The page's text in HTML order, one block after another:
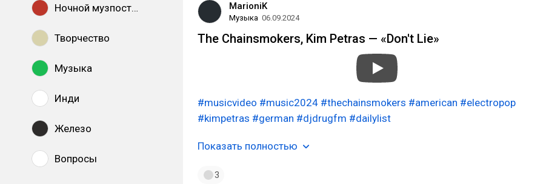
Ночной музпостинг
Творчество
Музыка
Инди
Железо
Вопросы
MarioniK
Музыка 06.09.2024
The Chainsmokers, Kim Petras — «Don't Lie»
#musicvideo #music2024 #thechainsmokers #american #electropop
#kimpetras #german #djdrugfm #dailylist
Показать полностью
3